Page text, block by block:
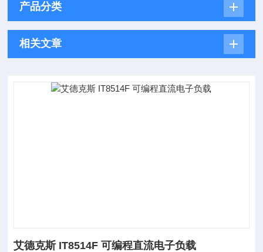
产品分类
相关文章
艾德克斯 IT8514F 可编程直流电子负载